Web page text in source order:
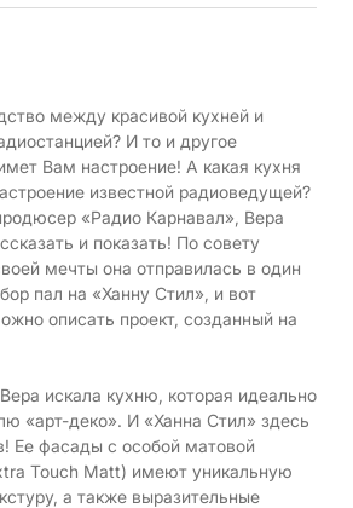
между красивой кухней и
И то и другое
Вам настроение! А какая кухня
известной радиоведущей?
«Радио Карнавал», Вера
и показать! По совету
мечты она отправилась в один
пал на «Ханну Стил», и вот
описать проект, созданный на
Вера искала кухню, которая идеально
«арт-деко». И «Ханна Стил» здесь
Ее фасады с особой матовой
Touch Matt) имеют уникальную
а также выразительные